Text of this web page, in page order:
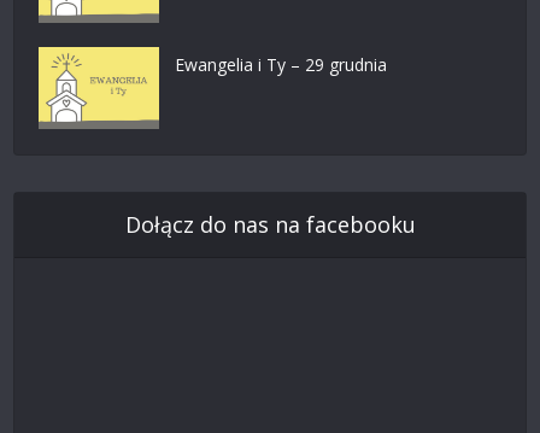
Ewangelia i Ty – 29 grudnia
Dołącz do nas na facebooku